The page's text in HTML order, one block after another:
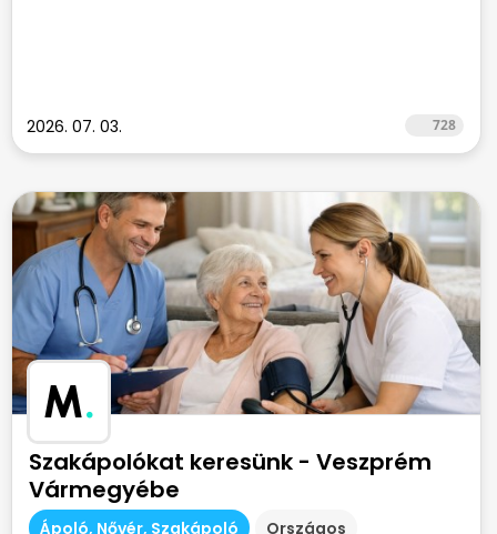
2026. 07. 03. 728
M.
Szakápolókat keresünk - Veszprém
Vármegyébe
Ápoló, Nővér, Szakápoló Országos